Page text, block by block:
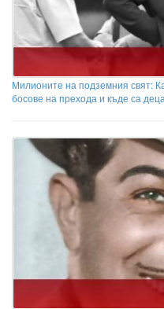
Милионите на подземния свят:
босове на прехода и къде са